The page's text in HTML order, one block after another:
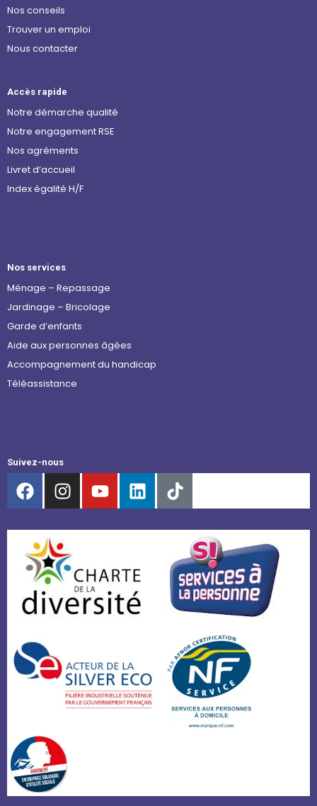
Nos conseils
Trouver un emploi
Nous contacter
Accès rapide
Notre démarche qualité
Notre engagement RSE
Nos agréments
Livret d’accueil
Index égalité H/F
Nos services
Ménage – Repassage
Jardinage – Bricolage
Garde d’enfants
Aide aux personnes âgées
Accompagnement du handicap
Téléassistance
Suivez-nous